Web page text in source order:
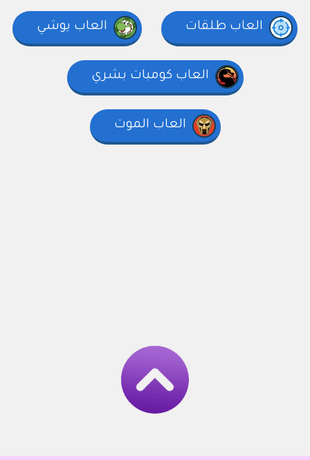
العاب طلقات العاب يوشي
العاب كومبات بشري
العاب الموت